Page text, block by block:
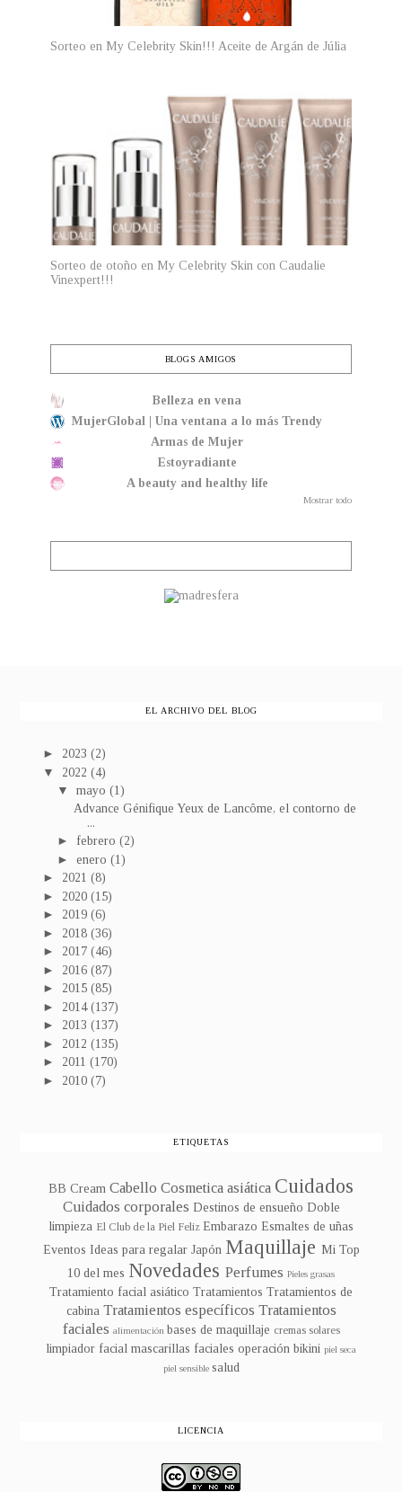
Sorteo en My Celebrity Skin!!! Aceite de Argán de Júlia
Sorteo de otoño en My Celebrity Skin con Caudalie
Vinexpert!!!
BLOGS AMIGOS
Belleza en vena
MujerGlobal | Una ventana a lo más Trendy
Armas de Mujer
Estoyradiante
A beauty and healthy life
Mostrar todo
EL ARCHIVO DEL BLOG
► 2023 (2)
▼ 2022 (4)
▼mayo(1)
Advance Génifique Yeux de Lancôme, el contorno de
...
► febrero(2)
►enero(1)
► 2021 (8)
► 2020 (15)
► 2019 (6)
► 2018 (36)
► 2017 (46)
► 2016 (87)
► 2015 (85)
► 2014 (137)
► 2013 (137)
► 2012 (135)
► 2011 (170)
► 2010 (7)
ETIQUETAS
BB Cream Cabello Cosmetica asiática Cuidados
Cuidados corporales Destinos de ensueño Doble
limpieza El Club de la Piel Feliz Embarazo Esmaltes de uñas
Eventos Ideas para regalar Japón Maquillaje Mi Top
10 del mes Novedades Perfumes Pieles grasas
Tratamiento facial asiático Tratamientos Tratamientos de
cabina Tratamientos específicos Tratamientos
faciales alimentación bases de maquillaje cremas solares
limpiador facial mascarillas faciales operación bikini piel seca
piel sensible salud
LICENCIA